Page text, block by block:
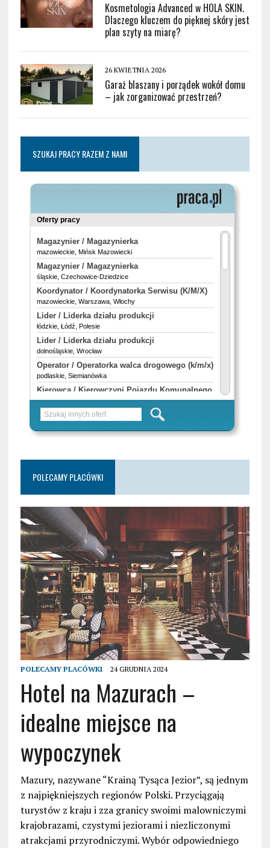
Kosmetologia Advanced w HOLA SKIN.
Dlaczego kluczem do pięknej skóry jest
plan szyty na miarę?
26 KWIETNIA 2026
Garaż blaszany i porządek wokół domu
– jak zorganizować przestrzeń?
SZUKAJ PRACY RAZEM Z NAMI
POLECAMY PLACÓWKI
POLECAMY PLACÓWKI 24 GRUDNIA 2024
Hotel na Mazurach –
idealne miejsce na
wypoczynek
Mazury, nazywane “Krainą Tysąca Jezior”, są jednym
z najpiękniejszych regionów Polski. Przyciągają
turystów z kraju i zza granicy swoimi malowniczymi
krajobrazami, czystymi jeziorami i niezliczonymi
atrakcjami przyrodniczymi. Wybór odpowiedniego